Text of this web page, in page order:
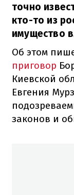
точно
кто-то из
имущество
Об этом
приговор
Киевской
Евгения
законов и